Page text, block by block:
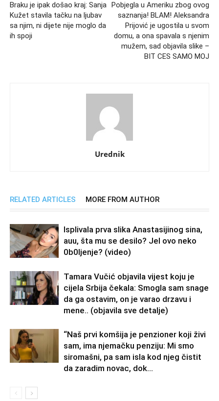
Braku je ipak došao kraj: Sanja
Kužet stavila tačku na ljubav
sa njim, ni dijete nije moglo da
ih spoji
Pobjegla u Ameriku zbog ovog
saznanja! BLAM! Aleksandra
Prijović je ugostila u svom
domu, a ona spavala s njenim
mužem, sad objavila slike –
BIT CES SAMO MOJ
Urednik
RELATED ARTICLES MORE FROM AUTHOR
Isplivala prva slika Anastasijinog sina,
auu, šta mu se desilo? Jel ovo neko
0b0Ijenje? (video)
Tamara Vučić objavila vijest koju je
cijela Srbija čekala: Smogla sam snage
da ga ostavim, on je varao drzavu i
mene.. (objavila sve detalje)
“Naš prvi komšija je penzioner koji živi
sam, ima njemačku penziju: Mi smo
siromašni, pa sam isla kod njeg čistit
da zaradim novac, dok...